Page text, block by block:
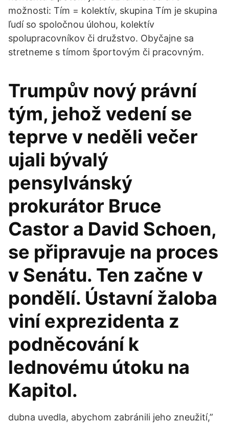
možnosti: Tím = kolektív, skupina Tím je skupina
ľudí so spoločnou úlohou, kolektív
spolupracovníkov či družstvo. Obyčajne sa
stretneme s tímom športovým či pracovným.
Trumpův nový právní
tým, jehož vedení se
teprve v neděli večer
ujali bývalý
pensylvánský
prokurátor Bruce
Castor a David Schoen,
se připravuje na proces
v Senátu. Ten začne v
pondělí. Ústavní žaloba
viní exprezidenta z
podněcování k
lednovému útoku na
Kapitol.
dubna uvedla, abychom zabránili jeho zneužití,”